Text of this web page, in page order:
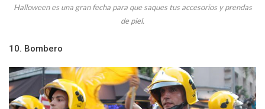
Halloween es una gran fecha para que saques tus accesorios y prendas
de piel.
10. Bombero